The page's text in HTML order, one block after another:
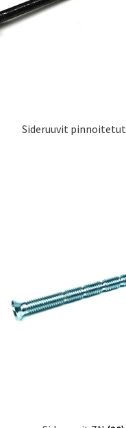
Sideruuvit pinnoitetut